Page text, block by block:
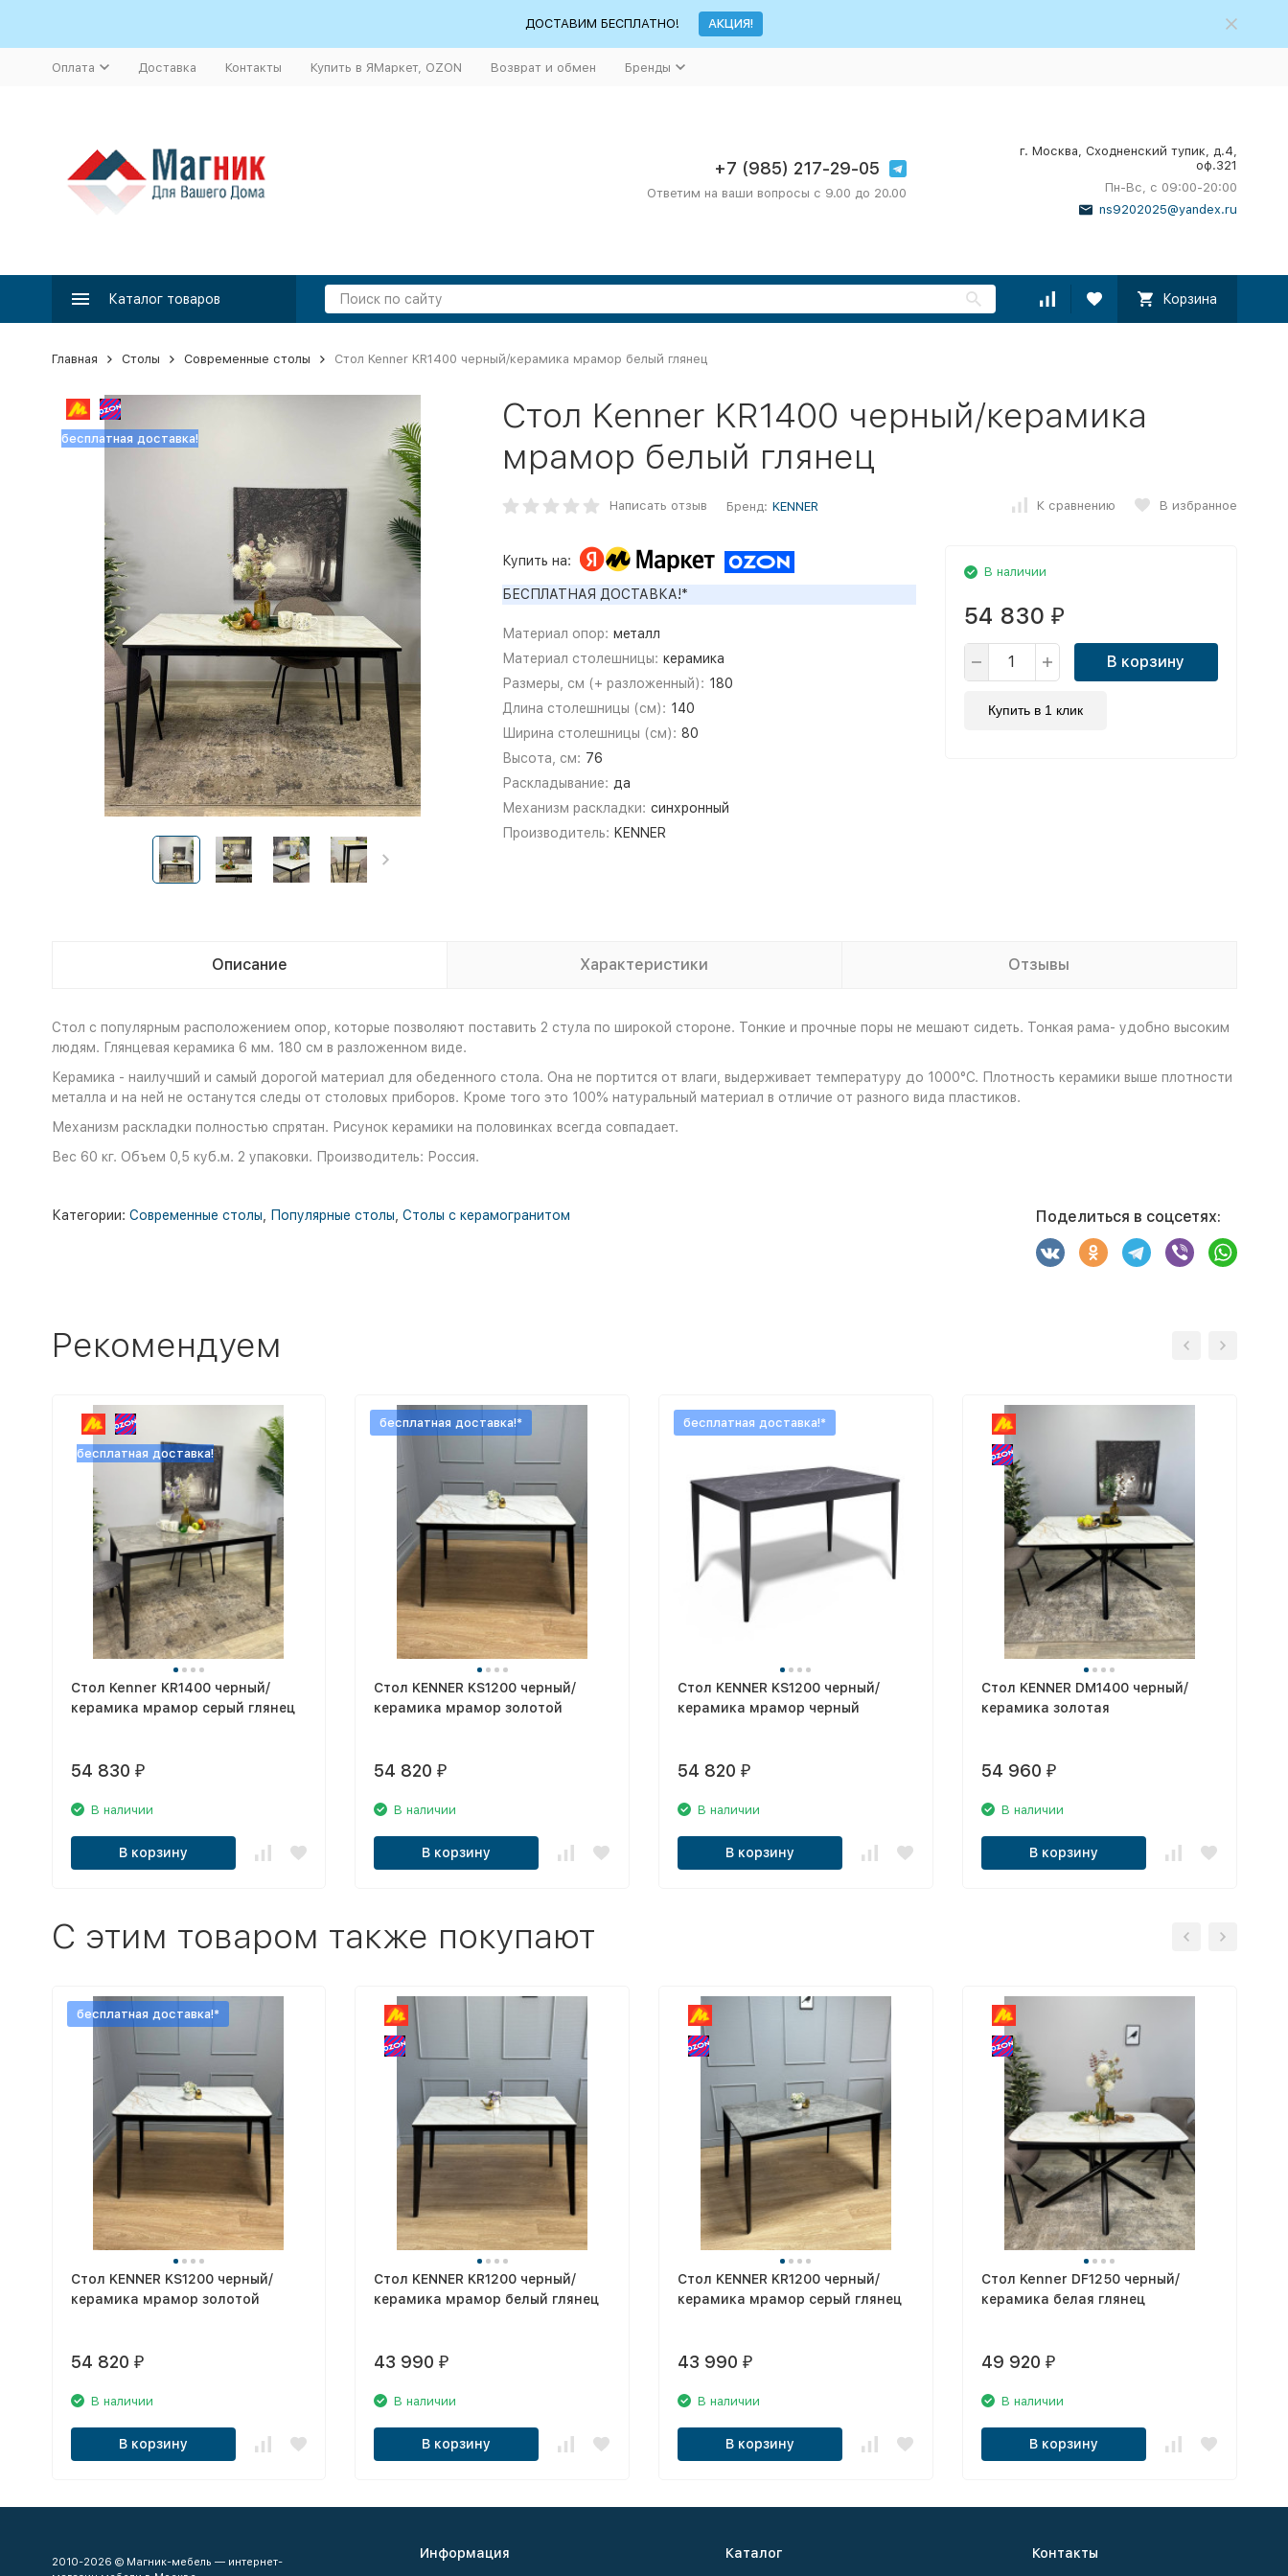
ДОСТАВИМ БЕСПЛАТНО! АКЦИЯ!
Оплата Доставка Контакты Купить в ЯМаркет, OZON Возврат и обмен Бренды
+7 (985) 217-29-05
Ответим на ваши вопросы с 9.00 до 20.00
г. Москва, Сходненский тупик, д.4,
оф.321
Пн-Вс, с 09:00-20:00
ns9202025@yandex.ru
Каталог товаров Корзина
Главная Столы Современные столы Стол Kenner KR1400 черный/керамика мрамор белый глянец
бесплатная доставка!
Стол Kenner KR1400 черный/керамика
мрамор белый глянец
Написать отзыв Бренд: KENNER К сравнению В избранное
Купить на:
БЕСПЛАТНАЯ ДОСТАВКА!*
Материал опор: металл
Материал столешницы: керамика
Размеры, см (+ разложенный): 180
Длина столешницы (см): 140
Ширина столешницы (см): 80
Высота, см: 76
Раскладывание: да
Механизм раскладки: синхронный
Производитель: KENNER
В наличии
54 830 ₽
В корзину
Купить в 1 клик
Описание Характеристики Отзывы
Стол с популярным расположением опор, которые позволяют поставить 2 стула по широкой стороне. Тонкие и прочные поры не мешают сидеть. Тонкая рама- удобно высоким
людям. Глянцевая керамика 6 мм. 180 см в разложенном виде.
Керамика - наилучший и самый дорогой материал для обеденного стола. Она не портится от влаги, выдерживает температуру до 1000°С. Плотность керамики выше плотности
металла и на ней не останутся следы от столовых приборов. Кроме того это 100% натуральный материал в отличие от разного вида пластиков.
Механизм раскладки полностью спрятан. Рисунок керамики на половинках всегда совпадает.
Вес 60 кг. Объем 0,5 куб.м. 2 упаковки. Производитель: Россия.
Категории: Современные столы Популярные столы Столы с керамогранитом Поделиться в соцсетях:
Рекомендуем
бесплатная доставка!
Стол Kenner KR1400 черный/
керамика мрамор серый глянец
54 830 ₽
В наличии
В корзину
бесплатная доставка!*
Стол KENNER KS1200 черный/
керамика мрамор золотой
54 820 ₽
В наличии
В корзину
бесплатная доставка!*
Стол KENNER KS1200 черный/
керамика мрамор черный
54 820 ₽
В наличии
В корзину
Стол KENNER DM1400 черный/
керамика золотая
54 960 ₽
В наличии
В корзину
C этим товаром также покупают
бесплатная доставка!*
Стол KENNER KS1200 черный/
керамика мрамор золотой
54 820 ₽
В наличии
В корзину
Стол KENNER KR1200 черный/
керамика мрамор белый глянец
43 990 ₽
В наличии
В корзину
Стол KENNER KR1200 черный/
керамика мрамор серый глянец
43 990 ₽
В наличии
В корзину
Стол Kenner DF1250 черный/
керамика белая глянец
49 920 ₽
В наличии
В корзину
2010-2026 © Магник-мебель — интернет-
Информация Каталог Контакты